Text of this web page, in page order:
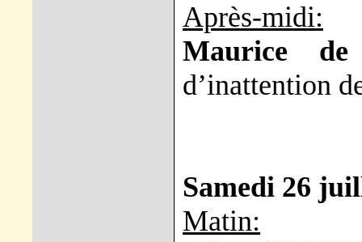
Après-midi:
Maurice
d’inattention
Samedi 26
Matin: